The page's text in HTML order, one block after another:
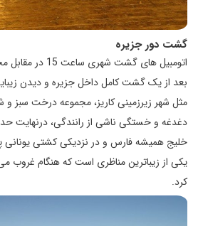
گشت دور جزیره
اتومبیل های گشت
بعد از یک گشت کامل داخل جزیره و دیدن
مثل شهر زیرزمینی کاریز، مجموعه درخت سبز و
خلیج همیشه فارس و در نزدیکی کشتی
یکی از زیباترین مناظری است که هنگام غروب
کرد.